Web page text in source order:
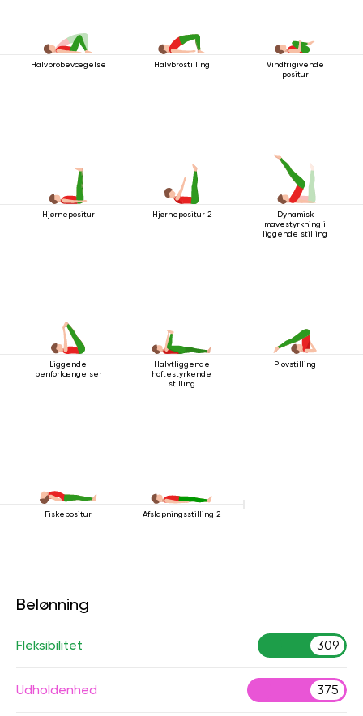
Halvbrobevægelse Halvbrostilling
Vindfrigivende
positur
Hjørnepositur Hjørnepositur 2
Dynamisk
mavestyrkning i
liggende stilling
Liggende
benforlængelser
Halvtliggende
hoftestyrkende
stilling
Plovstilling
Fiskepositur Afslapningsstilling 2
Belønning
Fleksibilitet 309
Udholdenhed 375